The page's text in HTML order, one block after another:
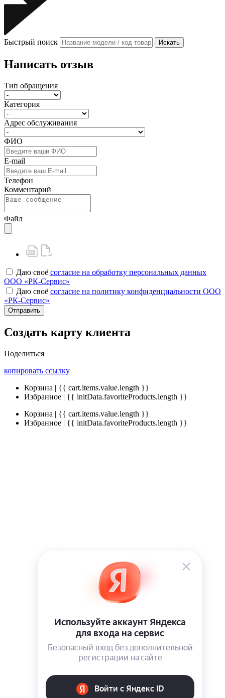
Быстрый поиск Искать
Написать отзыв
Тип обращения
Категория
Адрес обслуживания
ФИО
E-mail
Телефон
Комментарий
Файл
Даю своё согласие на обработку персональных данных
ООО «РК-Сервис»
Даю своё согласие на политику конфиденциальности ООО
«РК-Сервис»
Отправить
Создать карту клиента
Поделиться
копировать ссылку
Корзина | {{ cart.items.value.length }}
Избранное | {{ initData.favoriteProducts.length }}
Корзина | {{ cart.items.value.length }}
Избранное | {{ initData.favoriteProducts.length }}